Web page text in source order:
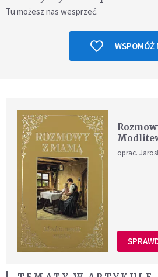
Tu możesz nas wesprzeć.
WSPOMÓŻ
oprac.